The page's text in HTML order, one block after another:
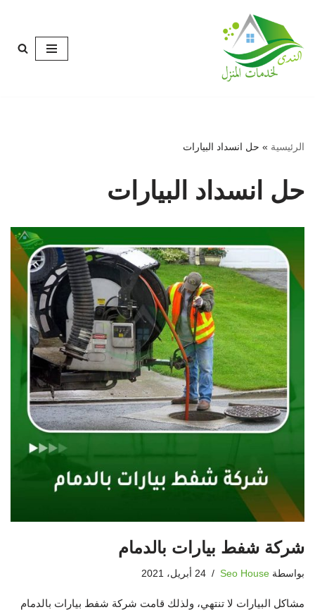
تخطى
إلى
المحتوى
الرئيسية » حل انسداد البيارات
حل انسداد البيارات
شركة شفط بيارات بالدمام
بواسطة Seo House 24 أبريل، 2021
مشاكل البيارات لا تنتهي، ولذلك قامت شركة شفط بيارات بالدمام